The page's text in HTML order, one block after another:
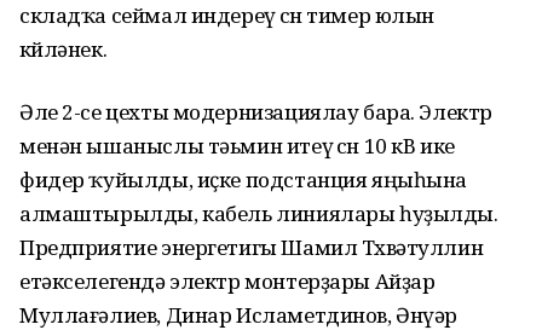
складҡа сеймал индереү өсөн тимер юлын
көйләнек.
Әле 2-се цехты модернизациялау бара. Электр
менән ышаныслы тәьмин итеү өсөн 10 кВ ике
фидер ҡуйылды, иҫке подстанция яңыһына
алмаштырылды, кабель линиялары һуҙылды.
Предприятие энергетигы Шамил Төхвәтуллин
етәкселегендә электр монтерҙары Айҙар
Муллағәлиев, Динар Исламетдинов, Әнүәр